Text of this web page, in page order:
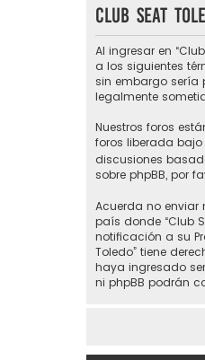
Club Seat
Al ingresar en
a los siguientes
sin embargo sería
legalmente
Nuestros foros
foros liberada bajo
discusiones
sobre phpBB, por
Acuerda no enviar
país donde “Club
notificación a su
Toledo” tiene
haya ingresado
ni phpBB podrán